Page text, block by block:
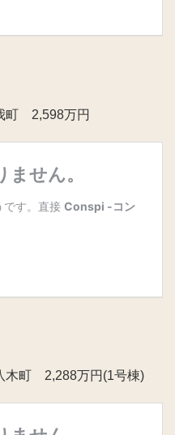
町 2,598万円
木町 2,288万円(1号棟)